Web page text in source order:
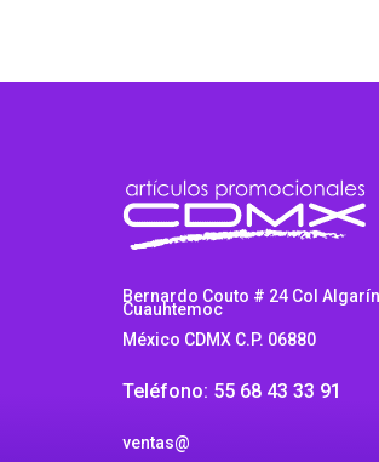
Bernardo Couto # 24 Col
Cuauhtemoc
México CDMX C.P. 06880
Teléfono: 55 68 43 33 91
ventas@